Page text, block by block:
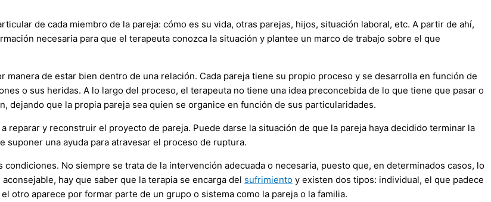
de cada miembro de la pareja: cómo es su vida, otras parejas, hijos, situación laboral, etc. A partir de ahí,
necesaria para que el terapeuta conozca la situación y plantee un marco de trabajo sobre el que
de estar bien dentro de una relación. Cada pareja tiene su propio proceso y se desarrolla en función de
o sus heridas. A lo largo del proceso, el terapeuta no tiene una idea preconcebida de lo que tiene que pasar o
dejando que la propia pareja sea quien se organice en función de sus particularidades.
reparar y reconstruir el proyecto de pareja. Puede darse la situación de que la pareja haya decidido terminar la
una ayuda para atravesar el proceso de ruptura.
No siempre se trata de la intervención adecuada o necesaria, puesto que, en determinados casos, lo
hay que saber que la terapia se encarga del sufrimiento y existen dos tipos: individual, el que padece
otro aparece por formar parte de un grupo o sistema como la pareja o la familia.